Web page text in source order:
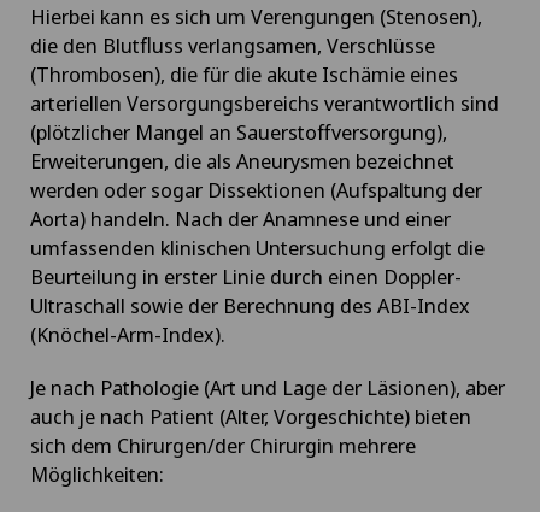
Hierbei kann es sich um Verengungen (Stenosen),
die den Blutfluss verlangsamen, Verschlüsse
(Thrombosen), die für die akute Ischämie eines
arteriellen Versorgungsbereichs verantwortlich sind
(plötzlicher Mangel an Sauerstoffversorgung),
Erweiterungen, die als Aneurysmen bezeichnet
werden oder sogar Dissektionen (Aufspaltung der
Aorta) handeln. Nach der Anamnese und einer
umfassenden klinischen Untersuchung erfolgt die
Beurteilung in erster Linie durch einen Doppler-
Ultraschall sowie der Berechnung des ABI-Index
(Knöchel-Arm-Index).
Je nach Pathologie (Art und Lage der Läsionen), aber
auch je nach Patient (Alter, Vorgeschichte) bieten
sich dem Chirurgen/der Chirurgin mehrere
Möglichkeiten: